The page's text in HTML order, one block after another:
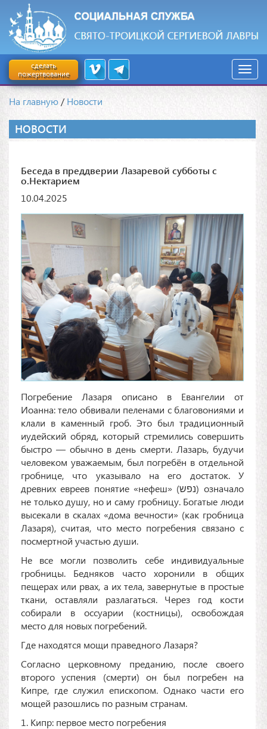
сделать
пожертвование
На главную /Новости
НОВОСТИ
Беседа в преддверии Лазаревой субботы с
о.Нектарием
10.04.2025
Погребение Лазаря описано в Евангелии от
Иоанна: тело обвивали пеленами с благовониями и
клали в каменный гроб. Это был традиционный
иудейский обряд, который стремились совершить
быстро — обычно в день смерти. Лазарь, будучи
человеком уважаемым, был погребён в отдельной
гробнице, что указывало на его достаток. У
древних евреев понятие «нефеш» (נפש) означало
не только душу, но и саму гробницу. Богатые люди
высекали в скалах «дома вечности» (как гробница
Лазаря), считая, что место погребения связано с
посмертной участью души.
Не все могли позволить себе индивидуальные
гробницы. Бедняков часто хоронили в общих
пещерах или рвах, а их тела, завернутые в простые
ткани, оставляли разлагаться. Через год кости
собирали в оссуарии (костницы), освобождая
место для новых погребений.
Где находятся мощи праведного Лазаря?
Согласно церковному преданию, после своего
второго успения (смерти) он был погребен на
Кипре, где служил епископом. Однако части его
мощей разошлись по разным странам.
1. Кипр: первое место погребения